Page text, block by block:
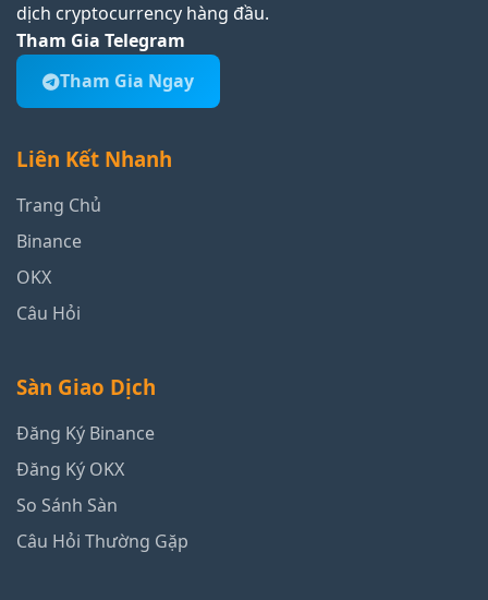
dịch cryptocurrency hàng đầu.
Tham Gia Telegram
Tham Gia Ngay
Liên Kết Nhanh
Trang Chủ
Binance
OKX
Câu Hỏi
Sàn Giao Dịch
Đăng Ký Binance
Đăng Ký OKX
So Sánh Sàn
Câu Hỏi Thường Gặp